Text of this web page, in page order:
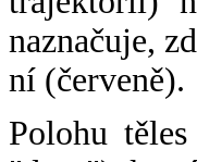
naznačuje,
ní (červeně).
Polohu